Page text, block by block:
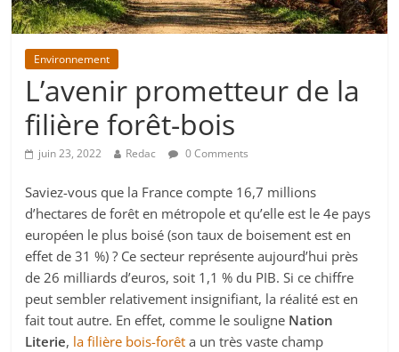
Environnement
L’avenir prometteur de la
filière forêt-bois
juin 23, 2022 Redac 0 Comments
Saviez-vous que la France compte 16,7 millions
d’hectares de forêt en métropole et qu’elle est le 4e pays
européen le plus boisé (son taux de boisement est en
effet de 31 %) ? Ce secteur représente aujourd’hui près
de 26 milliards d’euros, soit 1,1 % du PIB. Si ce chiffre
peut sembler relativement insignifiant, la réalité est en
fait tout autre. En effet, comme le souligne Nation
Literie, la filière bois-forêt a un très vaste champ